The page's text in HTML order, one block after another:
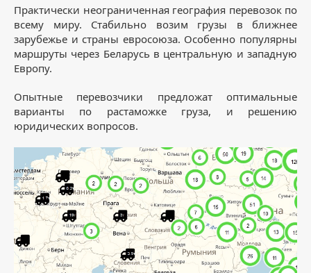
Практически неограниченная география перевозок по
всему миру. Стабильно возим грузы в ближнее
зарубежье и страны евросоюза. Особенно популярны
маршруты через Беларусь в центральную и западную
Европу.
Опытные перевозчики предложат оптимальные
варианты по растаможке груза, и решению
юридических вопросов.